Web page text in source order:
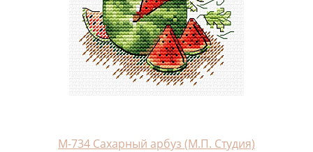
М-734 Сахарный арбуз (М.П. Студия)